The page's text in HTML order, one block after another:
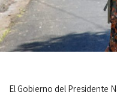
El Gobierno del Presidente